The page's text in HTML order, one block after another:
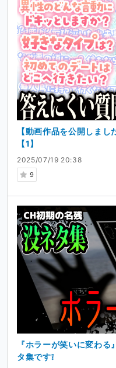
2025/07/19 20:38
9
【動画作品を公開しま
【1】
『ホラーが笑いに変わ
タ集です❕